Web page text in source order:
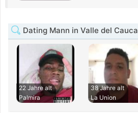
Dating Mann in Valle del Cauca
22 Jahre alt
Palmira
38 Jahre alt
La Union